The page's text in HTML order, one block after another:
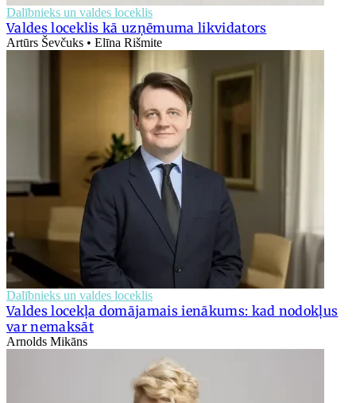
Dalībnieks un valdes loceklis
Valdes loceklis kā uzņēmuma likvidators
Artūrs Ševčuks • Elīna Rišmite
Dalībnieks un valdes loceklis
Valdes locekļa domājamais ienākums: kad nodokļus
var nemaksāt
Arnolds Mikāns